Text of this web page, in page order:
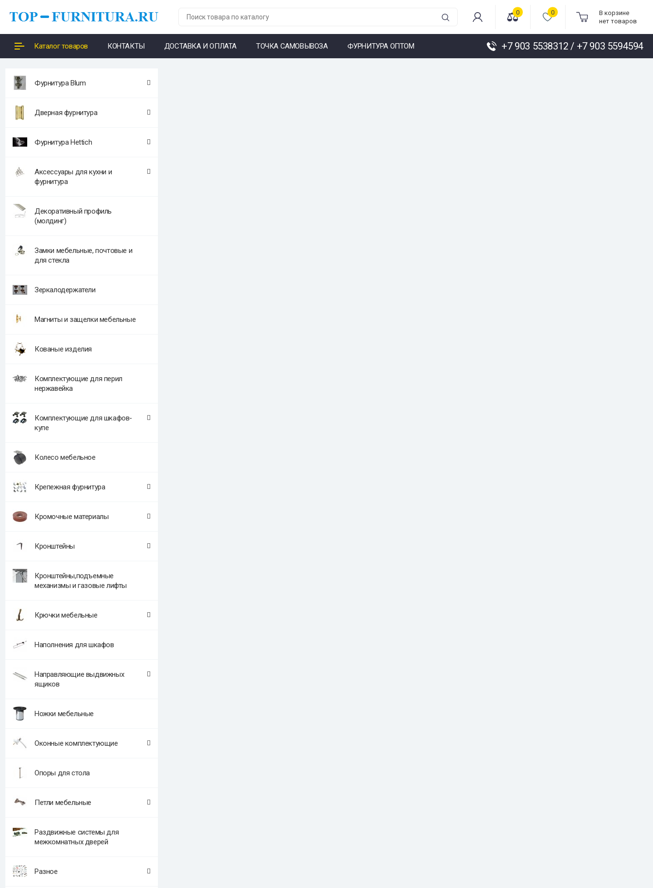
0 0
В корзине
нет товаров
Каталог товаров КОНТАКТЫ ДОСТАВКА И ОПЛАТА ТОЧКА САМОВЫВОЗА ФУРНИТУРА ОПТОМ +7 903 5538312 / +7 903 5594594
Фурнитура Blum
Дверная фурнитура
Фурнитура Hettich
Аксессуары для кухни и
фурнитура
Декоративный профиль
(молдинг)
Замки мебельные, почтовые и
для стекла
Зеркалодержатели
Магниты и защелки мебельные
Кованые изделия
Комплектующие для перил
нержавейка
Комплектующие для шкафов-
купе
Колесо мебельное
Крепежная фурнитура
Кромочные материалы
Кронштейны
Кронштейны,подъемные
механизмы и газовые лифты
Крючки мебельные
Наполнения для шкафов
Направляющие выдвижных
ящиков
Ножки мебельные
Оконные комплектующие
Опоры для стола
Петли мебельные
Раздвижные системы для
межкомнатных дверей
Разное